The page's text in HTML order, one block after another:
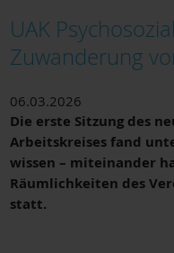
UAK
Zuwanderung
06.03.2026
Die erste Sitzung des
Arbeitskreises fand
wissen – miteinander
Räumlichkeiten des
statt.